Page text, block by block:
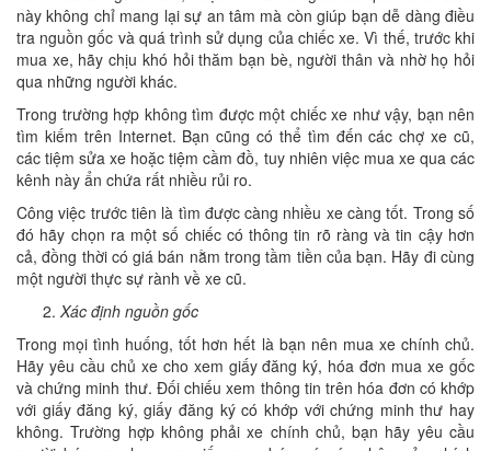
này không chỉ mang lại sự an tâm mà còn giúp bạn dễ dàng điều
tra nguồn gốc và quá trình sử dụng của chiếc xe. Vì thế, trước khi
mua xe, hãy chịu khó hỏi thăm bạn bè, người thân và nhờ họ hỏi
qua những người khác.
Trong trường hợp không tìm được một chiếc xe như vậy, bạn nên
tìm kiếm trên Internet. Bạn cũng có thể tìm đến các chợ xe cũ,
các tiệm sửa xe hoặc tiệm cầm đồ, tuy nhiên việc mua xe qua các
kênh này ẩn chứa rất nhiều rủi ro.
Công việc trước tiên là tìm được càng nhiều xe càng tốt. Trong số
đó hãy chọn ra một số chiếc có thông tin rõ ràng và tin cậy hơn
cả, đồng thời có giá bán nằm trong tầm tiền của bạn. Hãy đi cùng
một người thực sự rành về xe cũ.
Xác định nguồn gốc
Trong mọi tình huống, tốt hơn hết là bạn nên mua xe chính chủ.
Hãy yêu cầu chủ xe cho xem giấy đăng ký, hóa đơn mua xe gốc
và chứng minh thư. Đối chiếu xem thông tin trên hóa đơn có khớp
với giấy đăng ký, giấy đăng ký có khớp với chứng minh thư hay
không. Trường hợp không phải xe chính chủ, bạn hãy yêu cầu